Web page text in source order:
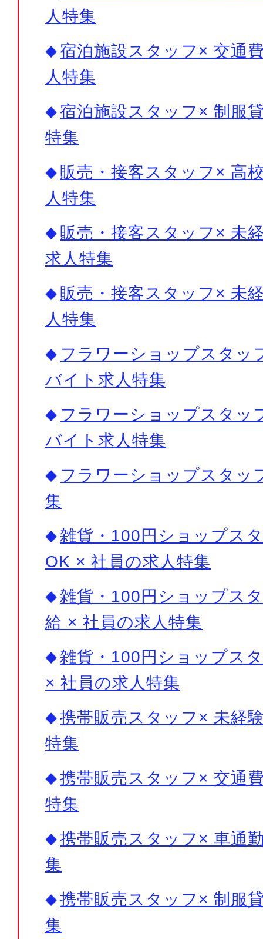
人特集
宿泊施設スタッフ× 交通
人特集
宿泊施設スタッフ× 制服
特集
販売・接客スタッフ× 高
人特集
販売・接客スタッフ× 未
求人特集
販売・接客スタッフ× 未
人特集
フラワーショップスタッ
バイト求人特集
フラワーショップスタッ
バイト求人特集
フラワーショップスタッ
集
雑貨・100円ショップス
OK × 社員の求人特集
雑貨・100円ショップス
給 × 社員の求人特集
雑貨・100円ショップス
× 社員の求人特集
携帯販売スタッフ× 未経
特集
携帯販売スタッフ× 交通
特集
携帯販売スタッフ× 車通
集
携帯販売スタッフ× 制服
集